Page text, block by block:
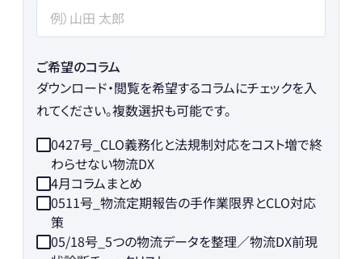
ご希望のコラム
ダウンロード・閲覧を希望するコラムにチェックを入
れてください。複数選択も可能です。
0427号_CLO義務化と法規制対応をコスト増で終
わらせない物流DX
4月コラムまとめ
0511号_物流定期報告の手作業限界とCLO対応
策
05/18号_5つの物流データを整理／物流DX前現